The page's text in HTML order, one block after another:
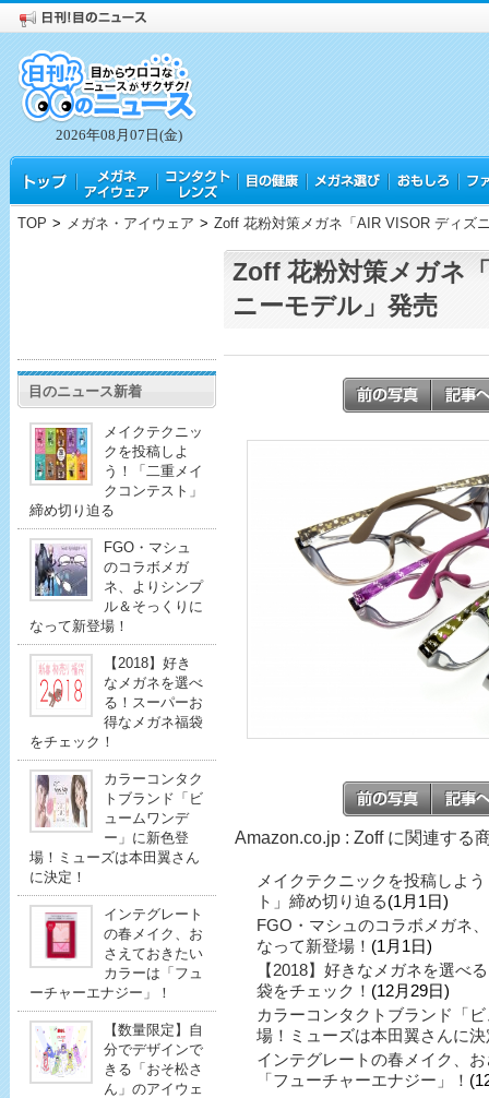
2026年08月07日(金)
TOP > メガネ・アイウェア > Zoff 花粉対策メガネ「AIR VISOR ディズ
目のニュース新着
メイクテクニッ
クを投稿しよ
う！「二重メイ
クコンテスト」
締め切り迫る
FGO・マシュ
のコラボメガ
ネ、よりシンプ
ル＆そっくりに
なって新登場！
【2018】好き
なメガネを選べ
る！スーパーお
得なメガネ福袋
をチェック！
カラーコンタク
トブランド「ビ
ュームワンデ
ー」に新色登
場！ミューズは本田翼さん
に決定！
インテグレート
の春メイク、お
さえておきたい
カラーは「フュ
ーチャーエナジー」！
【数量限定】自
分でデザインで
きる「おそ松さ
ん」のアイウェ
Zoff 花粉対策メガネ
ニーモデル」発売
Amazon.co.jp : Zoff に関連する
メイクテクニックを投稿しよ
ト」締め切り迫る(1月1日)
FGO・マシュのコラボメガネ
なって新登場！ (1月1日)
【2018】好きなメガネを選べ
袋をチェック！ (12月29日)
カラーコンタクトブランド「
場！ミューズは本田翼さんに決
インテグレートの春メイク、
「フューチャーエナジー」！